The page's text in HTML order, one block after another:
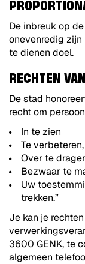
De inbreuk op
onevenredig
te dienen doel.
RECHTEN
De stad
recht om
In te zien
Te
Over te
Bezwaar te
Uw
trekken.”
Je kan je
3600 GENK, te
algemeen